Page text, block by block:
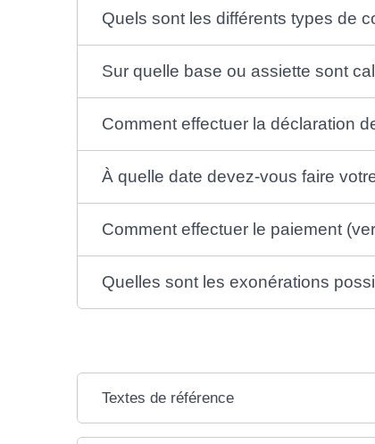
Quels sont les différents types de
Sur quelle base ou assiette sont
Comment effectuer la déclaration
À quelle date devez-vous faire
Comment effectuer le paiement
Quelles sont les exonérations
Textes de référence